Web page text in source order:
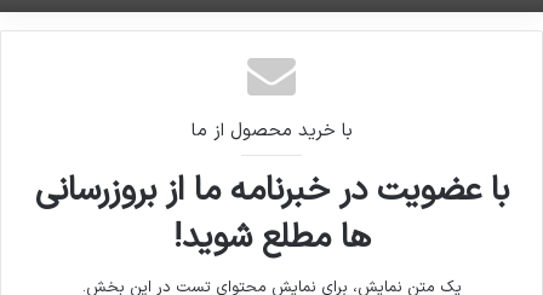
با خرید محصول از ما
با عضویت در خبرنامه ما از بروزرسانی
ها مطلع شوید!
یک متن نمایش، برای نمایش محتوای تست در این بخش.